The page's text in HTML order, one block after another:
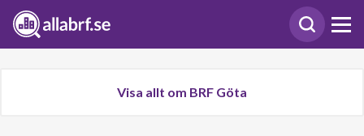
Visa allt om BRF Göta